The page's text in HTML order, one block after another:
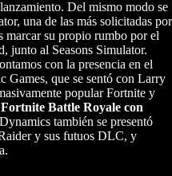
Del mismo modo se
una de las más solicitadas por
marcar su propio rumbo por el
junto al Seasons Simulator.
con la presencia en el
Games, que se sentó con Larry
popular Fortnite y
Battle Royale con
también se presentó
y sus futuos DLC, y